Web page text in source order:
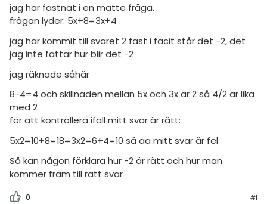
jag har fastnat i en matte fråga.
frågan lyder: 5x+8=3x+4
jag har kommit till svaret 2 fast i facit står det -2, det
jag inte fattar hur blir det -2
jag räknade såhär
8-4=4 och skillnaden mellan 5x och 3x är 2 så 4/2 är lika
med 2
för att kontrollera ifall mitt svar är rätt:
5x2=10+8=18=3x2=6+4=10 så aa mitt svar är fel
Så kan någon förklara hur -2 är rätt och hur man
kommer fram till rätt svar
0 #1
Matte 2
språk
ämnen